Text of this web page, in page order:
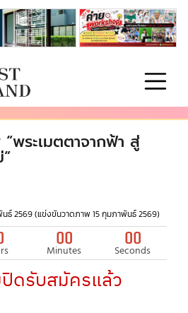
พระเมตตาจากฟ้า สู่
ธ์ 2569 (แข่งขันวาดภาพ 15 กุมภาพันธ์ 2569)
00
Minutes
00
Seconds
ดรับสมัครแล้ว